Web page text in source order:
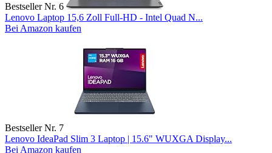
Bestseller Nr. 6
Lenovo Laptop 15,6 Zoll Full-HD - Intel Quad N...
Bei Amazon kaufen
Bestseller Nr. 7
Lenovo IdeaPad Slim 3 Laptop | 15.6" WUXGA Display...
Bei Amazon kaufen